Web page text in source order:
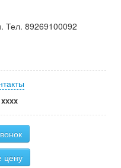
Тел. 89269100092
цену